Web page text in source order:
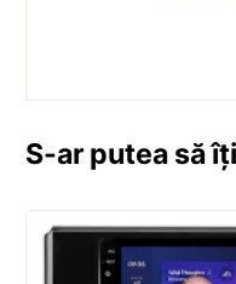
S-ar putea să